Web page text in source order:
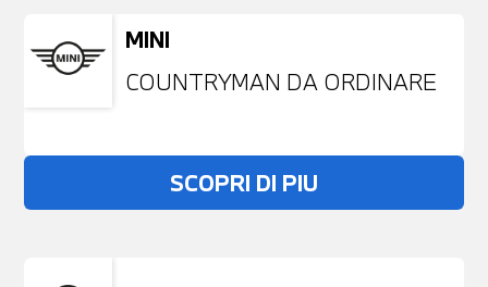
MINI
COUNTRYMAN DA ORDINARE
SCOPRI DI PIU